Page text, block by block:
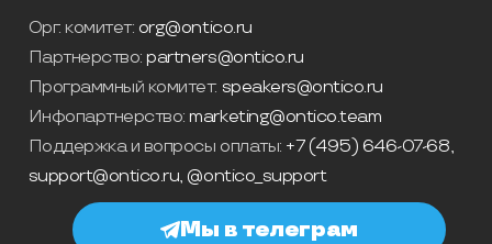
Орг. комитет: org@ontico.ru
Партнерство: partners@ontico.ru
Программный комитет: speakers@ontico.ru
Инфопартнерство: marketing@ontico.team
Поддержка и вопросы оплаты: +7 (495) 646-07-68,
support@ontico.ru, @ontico_support
Мы в телеграм